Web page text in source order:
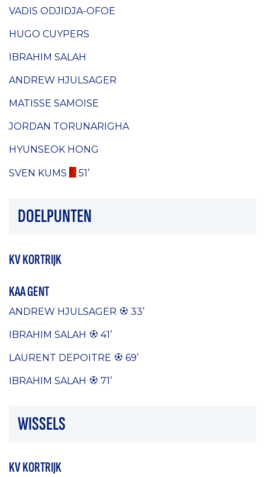
VADIS ODJIDJA-OFOE
HUGO CUYPERS
IBRAHIM SALAH
ANDREW HJULSAGER
MATISSE SAMOISE
JORDAN TORUNARIGHA
HYUNSEOK HONG
SVEN KUMS 51’
DOELPUNTEN
KV KORTRIJK
KAA GENT
ANDREW HJULSAGER 33’
IBRAHIM SALAH 41’
LAURENT DEPOITRE 69’
IBRAHIM SALAH 71’
WISSELS
KV KORTRIJK